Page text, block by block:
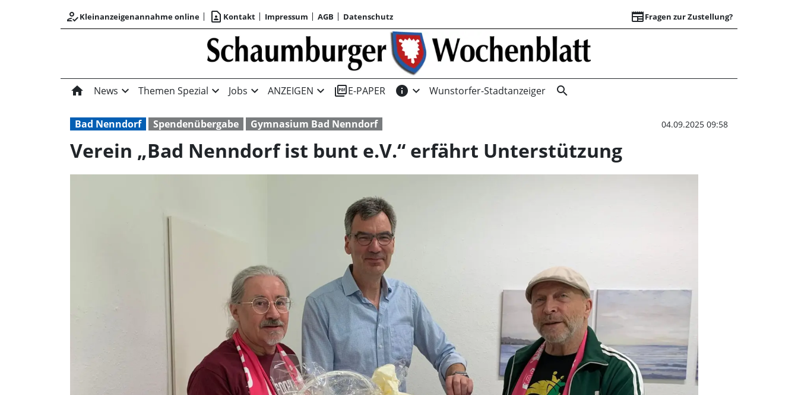
how_to_regKleinanzeigenannahme online contact_page Kontakt Impressum AGB Datenschutz newspaperFragen zur Zustellung?
Verein „Bad
home News expand_more Themen Spezial expand_more Jobs expand_more ANZEIGEN expand_more picture_as_pdfE-PAPER info expand_more Wunstorfer-Stadtanzeiger search
Bad Nenndorf Spendenübergabe Gymnasium Bad Nenndorf 04.09.2025 09:58
Verein „Bad Nenndorf ist bunt e.V.“ erfährt Unterstützung